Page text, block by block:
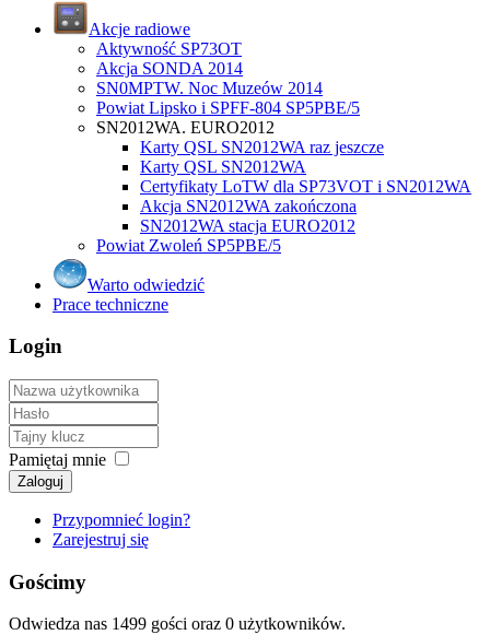
Akcje radiowe
Aktywność SP73OT
Akcja SONDA 2014
SN0MPTW. Noc Muzeów 2014
Powiat Lipsko i SPFF-804 SP5PBE/5
SN2012WA. EURO2012
Karty QSL SN2012WA raz jeszcze
Karty QSL SN2012WA
Certyfikaty LoTW dla SP73VOT i SN2012WA
Akcja SN2012WA zakończona
SN2012WA stacja EURO2012
Powiat Zwoleń SP5PBE/5
Warto odwiedzić
Prace techniczne
Login
Pamiętaj mnie
Zaloguj
Przypomnieć login?
Zarejestruj się
Gościmy
Odwiedza nas 1499 gości oraz 0 użytkowników.